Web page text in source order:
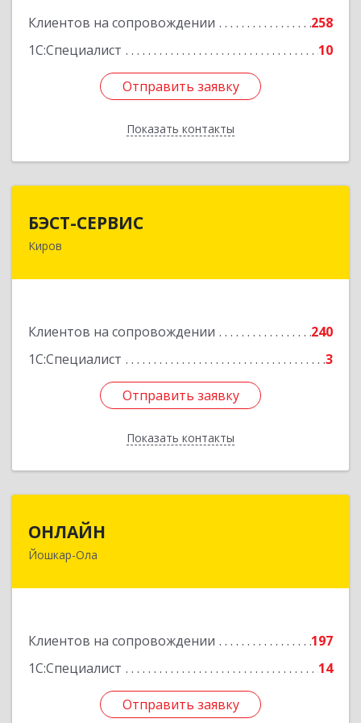
Клиентов на сопровождении
258
1С:Специалист
10
Отправить заявку
Показать контакты
Отправить заявку
Назад
БЭСТ-СЕРВИС
Киров
Клиентов на сопровождении
240
1С:Специалист
3
Отправить заявку
Показать контакты
Отправить заявку
Назад
ОНЛАЙН
Йошкар-Ола
Клиентов на сопровождении
197
1С:Специалист
14
Отправить заявку
424000, Марий Эл Респ, Йошкар-Ола г,
Отправить заявку